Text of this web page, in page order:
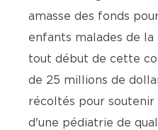
amasse des fonds
enfants malades de la
tout début de cette
de 25 millions de
récoltés pour
d'une pédiatrie de